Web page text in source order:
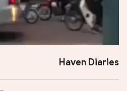
Haven Diaries